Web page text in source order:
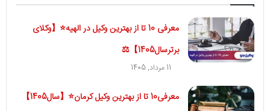
معرفی 10 تا از بهترین وکیل در الهیه⭐【وکلای
برترسال1405】⚖️
11 مرداد, 1405
معرفی10 تا از بهترین وکیل کرمان⭐【سال1405】